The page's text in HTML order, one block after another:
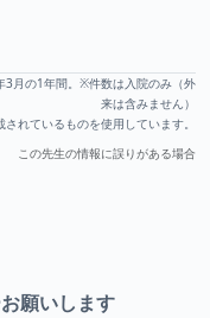
月の1年間。※件数は入院のみ（外
来は含みません）
れているものを使用しています。
この先生の情報に誤りがある場合
願いします